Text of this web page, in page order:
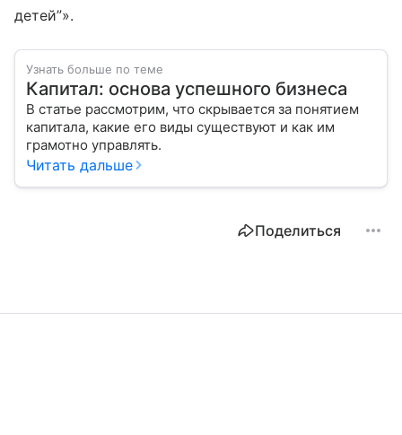
детей”».
Узнать больше по теме
Капитал: основа успешного бизнеса
В статье рассмотрим, что скрывается за понятием
капитала, какие его виды существуют и как им
грамотно управлять.
Читать дальше
Поделиться